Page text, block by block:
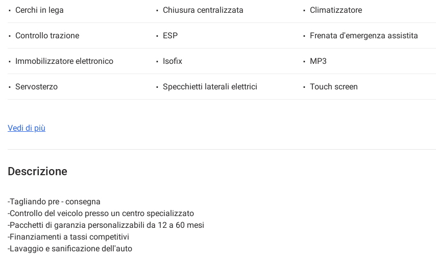
Cerchi in lega Chiusura centralizzata Climatizzatore
Controllo trazione ESP Frenata d'emergenza assistita
Immobilizzatore elettronico Isofix MP3
Servosterzo Specchietti laterali elettrici Touch screen
Vedi di più
Descrizione
-Tagliando pre - consegna
-Controllo del veicolo presso un centro specializzato
-Pacchetti di garanzia personalizzabili da 12 a 60 mesi
-Finanziamenti a tassi competitivi
-Lavaggio e sanificazione dell'auto
Cookie delle preferenze
Cookie di marketing